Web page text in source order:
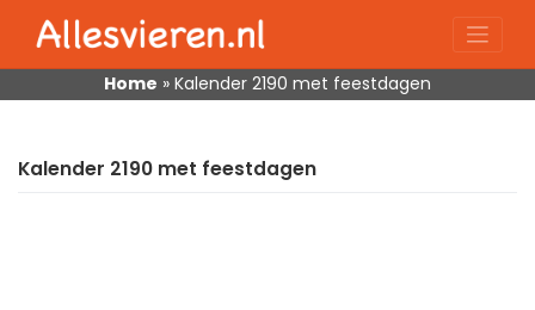
content
Home » Kalender 2190 met feestdagen
Kalender 2190 met feestdagen